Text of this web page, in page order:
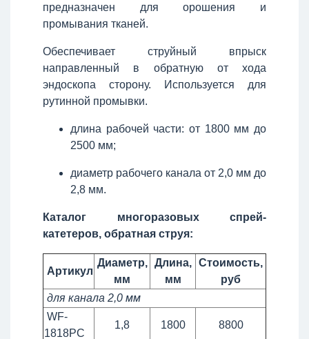
предназначен для орошения и
промывания тканей.
Обеспечивает струйный впрыск
направленный в обратную от хода
эндоскопа сторону. Используется для
рутинной промывки.
длина рабочей части: от 1800 мм до
2500 мм;
диаметр рабочего канала от 2,0 мм до
2,8 мм.
Каталог многоразовых спрей-
катетеров, обратная струя:
Артикул
Диаметр,
мм
Длина,
мм
Стоимость,
руб
для канала 2,0 мм
WF-
1818PC
1,8 1800 8800